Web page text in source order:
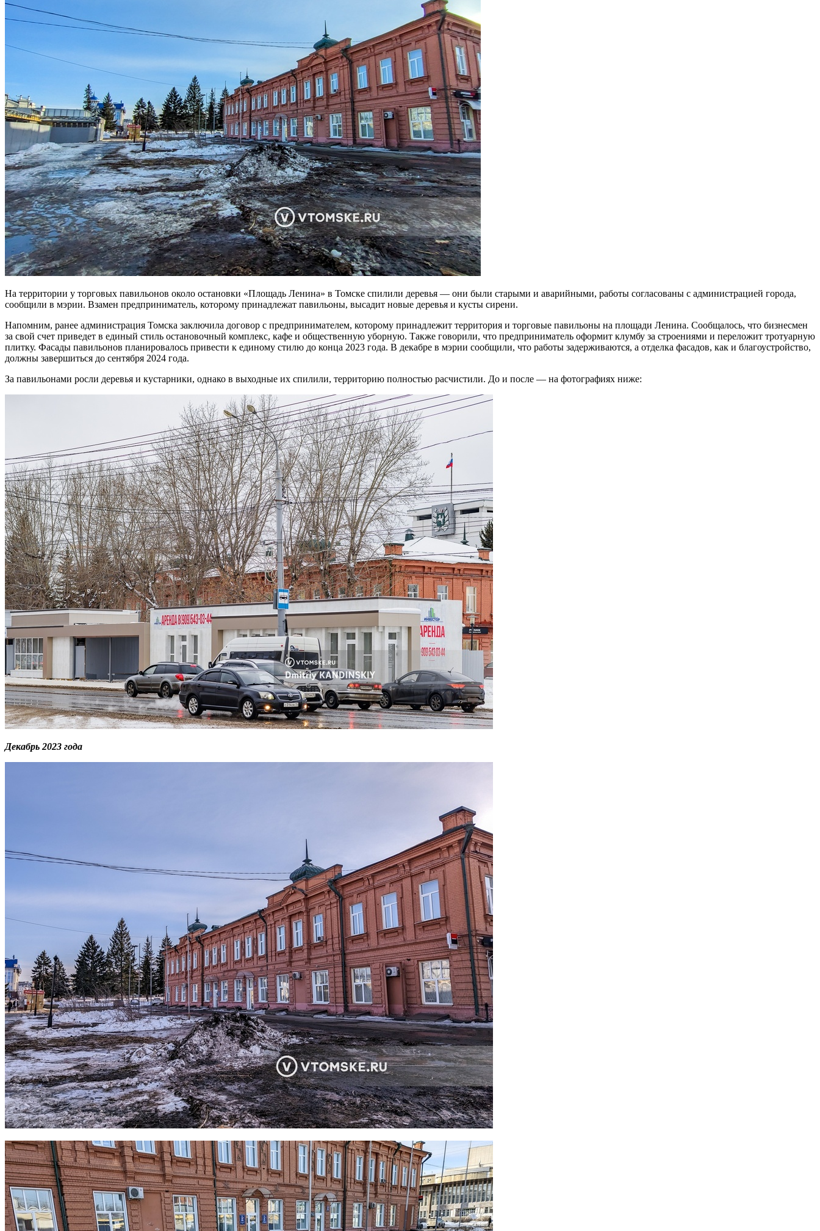
На территории у торговых павильонов около остановки «Площадь Ленина» в Томске спилили деревья — они были старыми и аварийными, работы согласованы с администрацией города,
сообщили в мэрии. Взамен предприниматель, которому принадлежат павильоны, высадит новые деревья и кусты сирени.
Напомним, ранее администрация Томска заключила договор с предпринимателем, которому принадлежит территория и торговые павильоны на площади Ленина. Сообщалось, что бизнесмен
за свой счет приведет в единый стиль остановочный комплекс, кафе и общественную уборную. Также говорили, что предприниматель оформит клумбу за строениями и переложит тротуарную
плитку. Фасады павильонов планировалось привести к единому стилю до конца 2023 года. В декабре в мэрии сообщили, что работы задерживаются, а отделка фасадов, как и благоустройство,
должны завершиться до сентября 2024 года.
За павильонами росли деревья и кустарники, однако в выходные их спилили, территорию полностью расчистили. До и после — на фотографиях ниже:
Декабрь 2023 года